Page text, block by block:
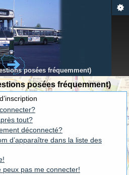
posées fréquemment)
posées fréquemment)
tout?
déconnecté?
d’apparaître dans la liste des
pas me connecter!